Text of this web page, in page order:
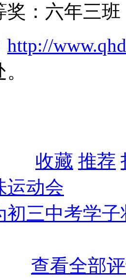
奖：六年三班
http://
收藏 推荐
运动会
初三中考学子
查看全部